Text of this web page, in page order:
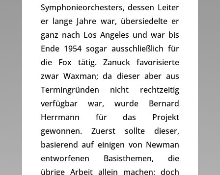
Symphonieorchesters, dessen Leiter
er lange Jahre war, übersiedelte er
ganz nach Los Angeles und war bis
Ende 1954 sogar ausschließlich für
die Fox tätig. Zanuck favorisierte
zwar Waxman; da dieser aber aus
Termingründen nicht rechtzeitig
verfügbar war, wurde Bernard
Herrmann für das Projekt
gewonnen. Zuerst sollte dieser,
basierend auf einigen von Newman
entworfenen Basisthemen, die
übrige Arbeit allein machen; doch